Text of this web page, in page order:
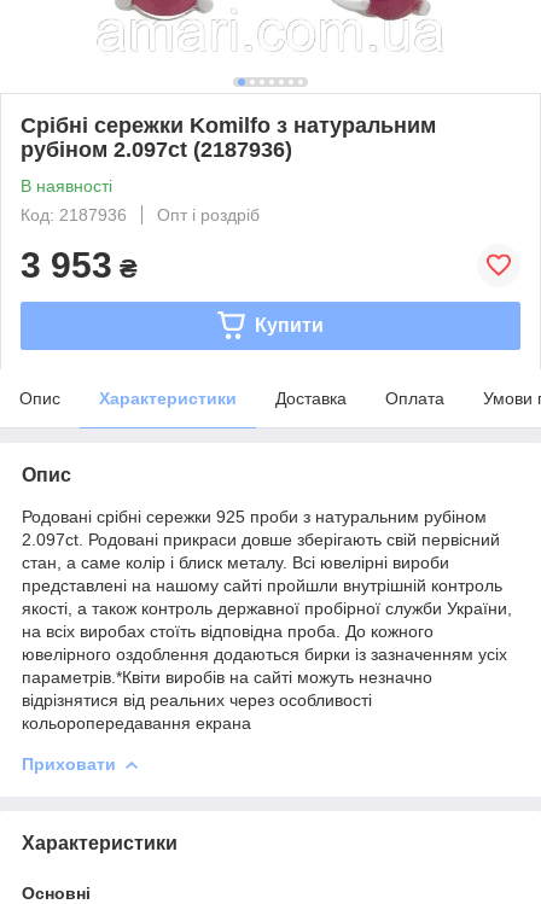
Срібні сережки Komilfo з натуральним
рубіном 2.097ct (2187936)
В наявності
Код: 2187936
Опт і роздріб
3 953 ₴
Купити
Опис Характеристики Доставка Оплата Умови
Опис
Родовані срібні сережки 925 проби з натуральним рубіном
2.097ct. Родовані прикраси довше зберігають свій первісний
стан, а саме колір і блиск металу. Всі ювелірні вироби
представлені на нашому сайті пройшли внутрішній контроль
якості, а також контроль державної пробірної служби України,
на всіх виробах стоїть відповідна проба. До кожного
ювелірного оздоблення додаються бирки із зазначенням усіх
параметрів.*Квіти виробів на сайті можуть незначно
відрізнятися від реальних через особливості
кольоропередавання екрана
Приховати
Характеристики
Основні